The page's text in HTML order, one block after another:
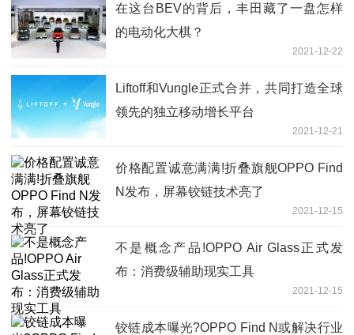
在这台BEV的背后，丰田藏了一盘怎样
的电动化大棋？
2021-12-22
Liftoff和Vungle正式合并，共同打造全球
领先的独立移动增长平台
2021-12-21
价格配置诚意满满!折叠旗舰OPPO Find
N发布，屏幕铰链技术亮了
2021-12-15
不是概念产品!OPPO Air Glass正式发
布：消费级辅助现实工具
2021-12-15
铰链成本曝光?OPPO Find N或解决行业